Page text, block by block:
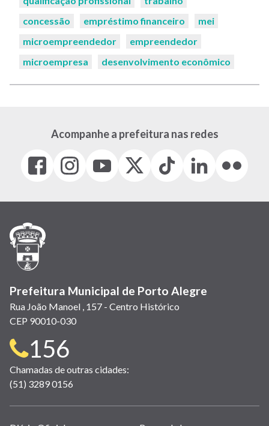
concessão
empréstimo financeiro
mei
microempreendedor
empreendedor
microempresa
desenvolvimento econômico
Acompanhe a prefeitura nas redes
Facebook
(link
em
janela)
Instagram
(link
em
(link
em
(Antigo
(link
Tiktok
(link
em
LinkedIn
(link
em
(link
em
Prefeitura Municipal de Porto Alegre
Rua João Manoel , 157 - Centro Histórico
CEP 90010-030
Telefone
para
contato:
156
Chamadas de outras cidades:
(51) 3289 0156